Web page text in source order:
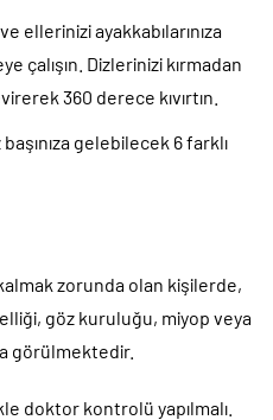
ellerinizi ayakkabılarınıza
çalışın. Dizlerinizi kırmadan
360 derece kıvırtın.
gelebilecek 6 farklı
zorunda olan kişilerde,
göz kuruluğu, miyop veya
görülmektedir.
doktor kontrolü yapılmalı.